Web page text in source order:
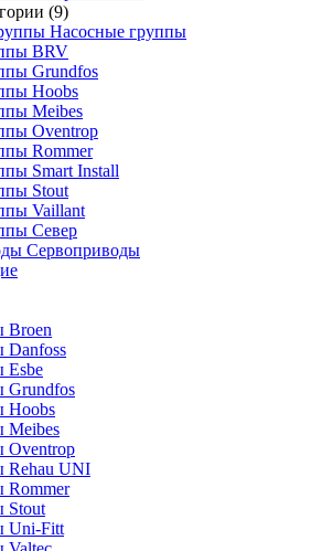
(9)
Насосные группы
BRV
Grundfos
Hoobs
Meibes
Oventrop
Rommer
Smart Install
Stout
Vaillant
Север
Сервоприводы
Broen
Danfoss
Esbe
Grundfos
Hoobs
Meibes
Oventrop
Rehau UNI
Rommer
Stout
Uni-Fitt